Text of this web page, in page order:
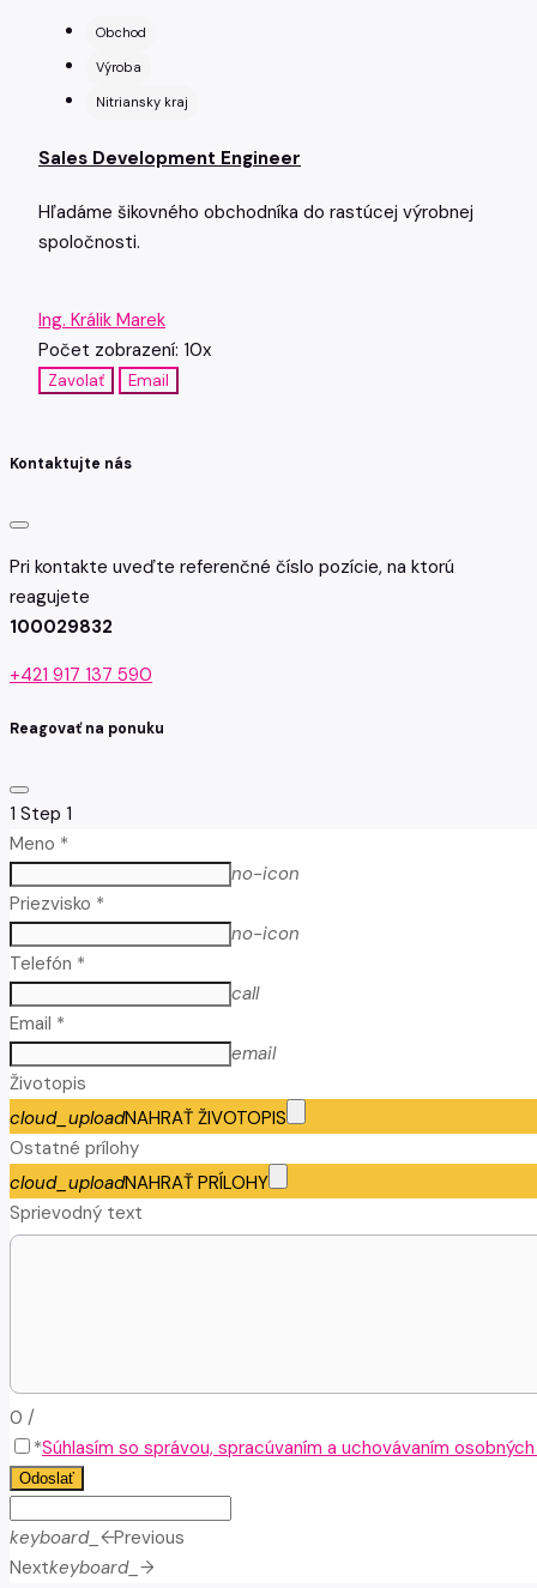
Obchod
Výroba
Nitriansky kraj
Sales Development Engineer
Hľadáme šikovného obchodníka do rastúcej výrobnej
spoločnosti.
Ing. Králik Marek
Počet zobrazení: 10x
Zavolať Email
Kontaktujte nás
Pri kontakte uveďte referenčné číslo pozície, na ktorú
reagujete
100029832
+421 917 137 590
Reagovať na ponuku
1 Step 1
Meno *
no-icon
Priezvisko *
no-icon
Telefón *
call
Email *
email
Životopis
cloud_uploadNAHRAŤ ŽIVOTOPIS
Ostatné prílohy
cloud_uploadNAHRAŤ PRÍLOHY
Sprievodný text
0 /
*Súhlasím so správou, spracúvaním a uchovávaním
Odoslať
keyboard_arrow_leftPrevious
Nextkeyboard_arrow_right